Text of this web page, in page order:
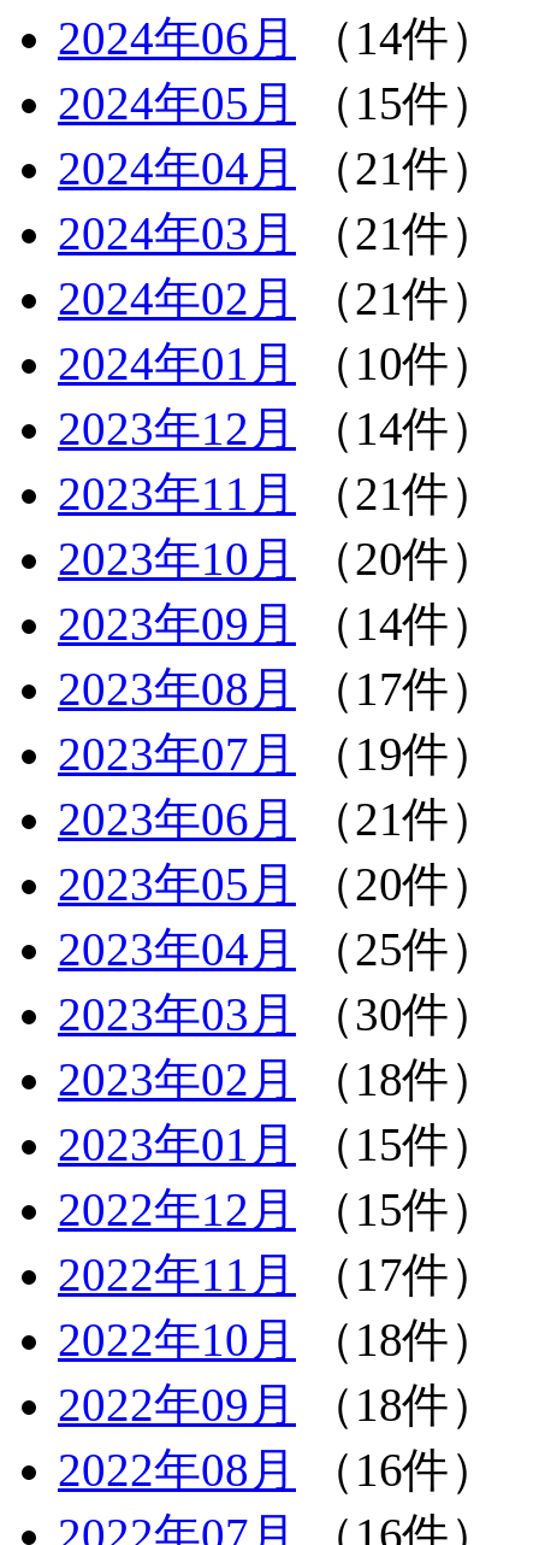
2024年06月
（14件）
2024年05月
（15件）
2024年04月
（21件）
2024年03月
（21件）
2024年02月
（21件）
2024年01月
（10件）
2023年12月
（14件）
2023年11月
（21件）
2023年10月
（20件）
2023年09月
（14件）
2023年08月
（17件）
2023年07月
（19件）
2023年06月
（21件）
2023年05月
（20件）
2023年04月
（25件）
2023年03月
（30件）
2023年02月
（18件）
2023年01月
（15件）
2022年12月
（15件）
2022年11月
（17件）
2022年10月
（18件）
2022年09月
（18件）
2022年08月
（16件）
2022年07月
（16件）